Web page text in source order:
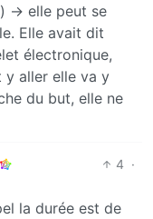
-> elle peut se
Elle avait dit
électronique,
y aller elle va y
du but, elle ne
4 ·
la durée est de